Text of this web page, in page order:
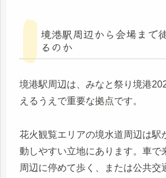
境港駅周辺から会場まで
るのか
境港駅周辺は、みなと祭り境港
えるうえで重要な拠点です。
花火観覧エリアの境水道周辺は駅
動しやすい立地にあります。車で
周辺に停めて歩く、または公共交